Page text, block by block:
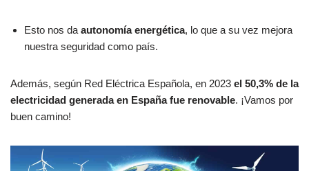
Esto nos da autonomía energética, lo que a su vez mejora
nuestra seguridad como país.
Además, según Red Eléctrica Española, en 2023 el 50,3% de la
electricidad generada en España fue renovable. ¡Vamos por
buen camino!